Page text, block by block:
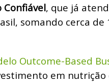
, que já
somando cerca de
Outcome-Based
em